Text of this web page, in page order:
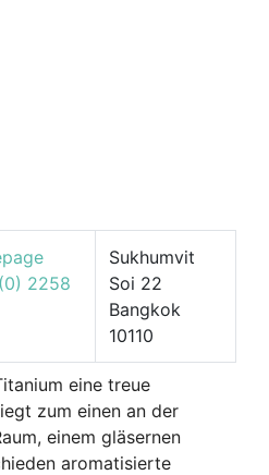
2258
Sukhumvit
Soi 22
Bangkok
10110
eine treue
zum einen an der
einem gläsernen
aromatisierte